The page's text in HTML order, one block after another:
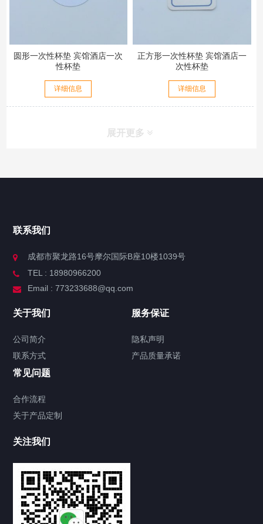
圆形一次性杯垫 宾馆酒店一次
性杯垫
详细信息
正方形一次性杯垫 宾馆酒店一
次性杯垫
详细信息
展开更多
联系我们
成都市聚龙路16号摩尔国际B座10楼1039号
TEL : 18980966200
Email : 773233688@qq.com
关于我们
公司简介
联系方式
服务保证
隐私声明
产品质量承诺
常见问题
合作流程
关于产品定制
关注我们